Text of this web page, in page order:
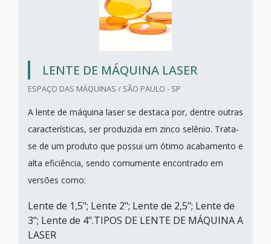
LENTE DE MÁQUINA LASER
ESPAÇO DAS MÁQUINAS / SÃO PAULO - SP
A lente de máquina laser se destaca por, dentre outras
características, ser produzida em zinco selênio. Trata-
se de um produto que possui um ótimo acabamento e
alta eficiência, sendo comumente encontrado em
versões como:
Lente de 1,5"; Lente 2"; Lente de 2,5"; Lente de
3"; Lente de 4".TIPOS DE LENTE DE MÁQUINA A
LASER